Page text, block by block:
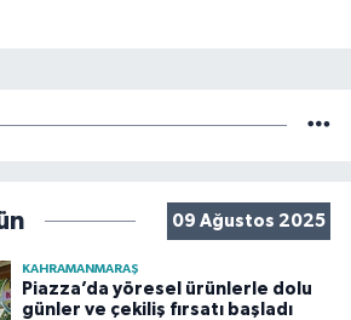
09 Ağustos 2025
KAHRAMANMARAŞ
Piazza’da yöresel ürünlerle dolu
günler ve çekiliş fırsatı başladı